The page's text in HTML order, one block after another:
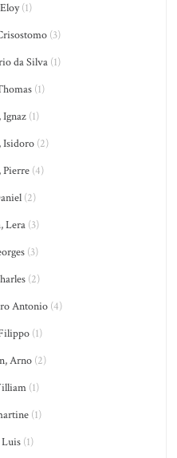
(1)
(3)
da Silva (1)
(1)
(1)
Isidoro (2)
Pierre (4)
(2)
Lera(3)
(3)
(2)
Antonio (4)
(1)
Arno (2)
(1)
(1)
Luis (1)